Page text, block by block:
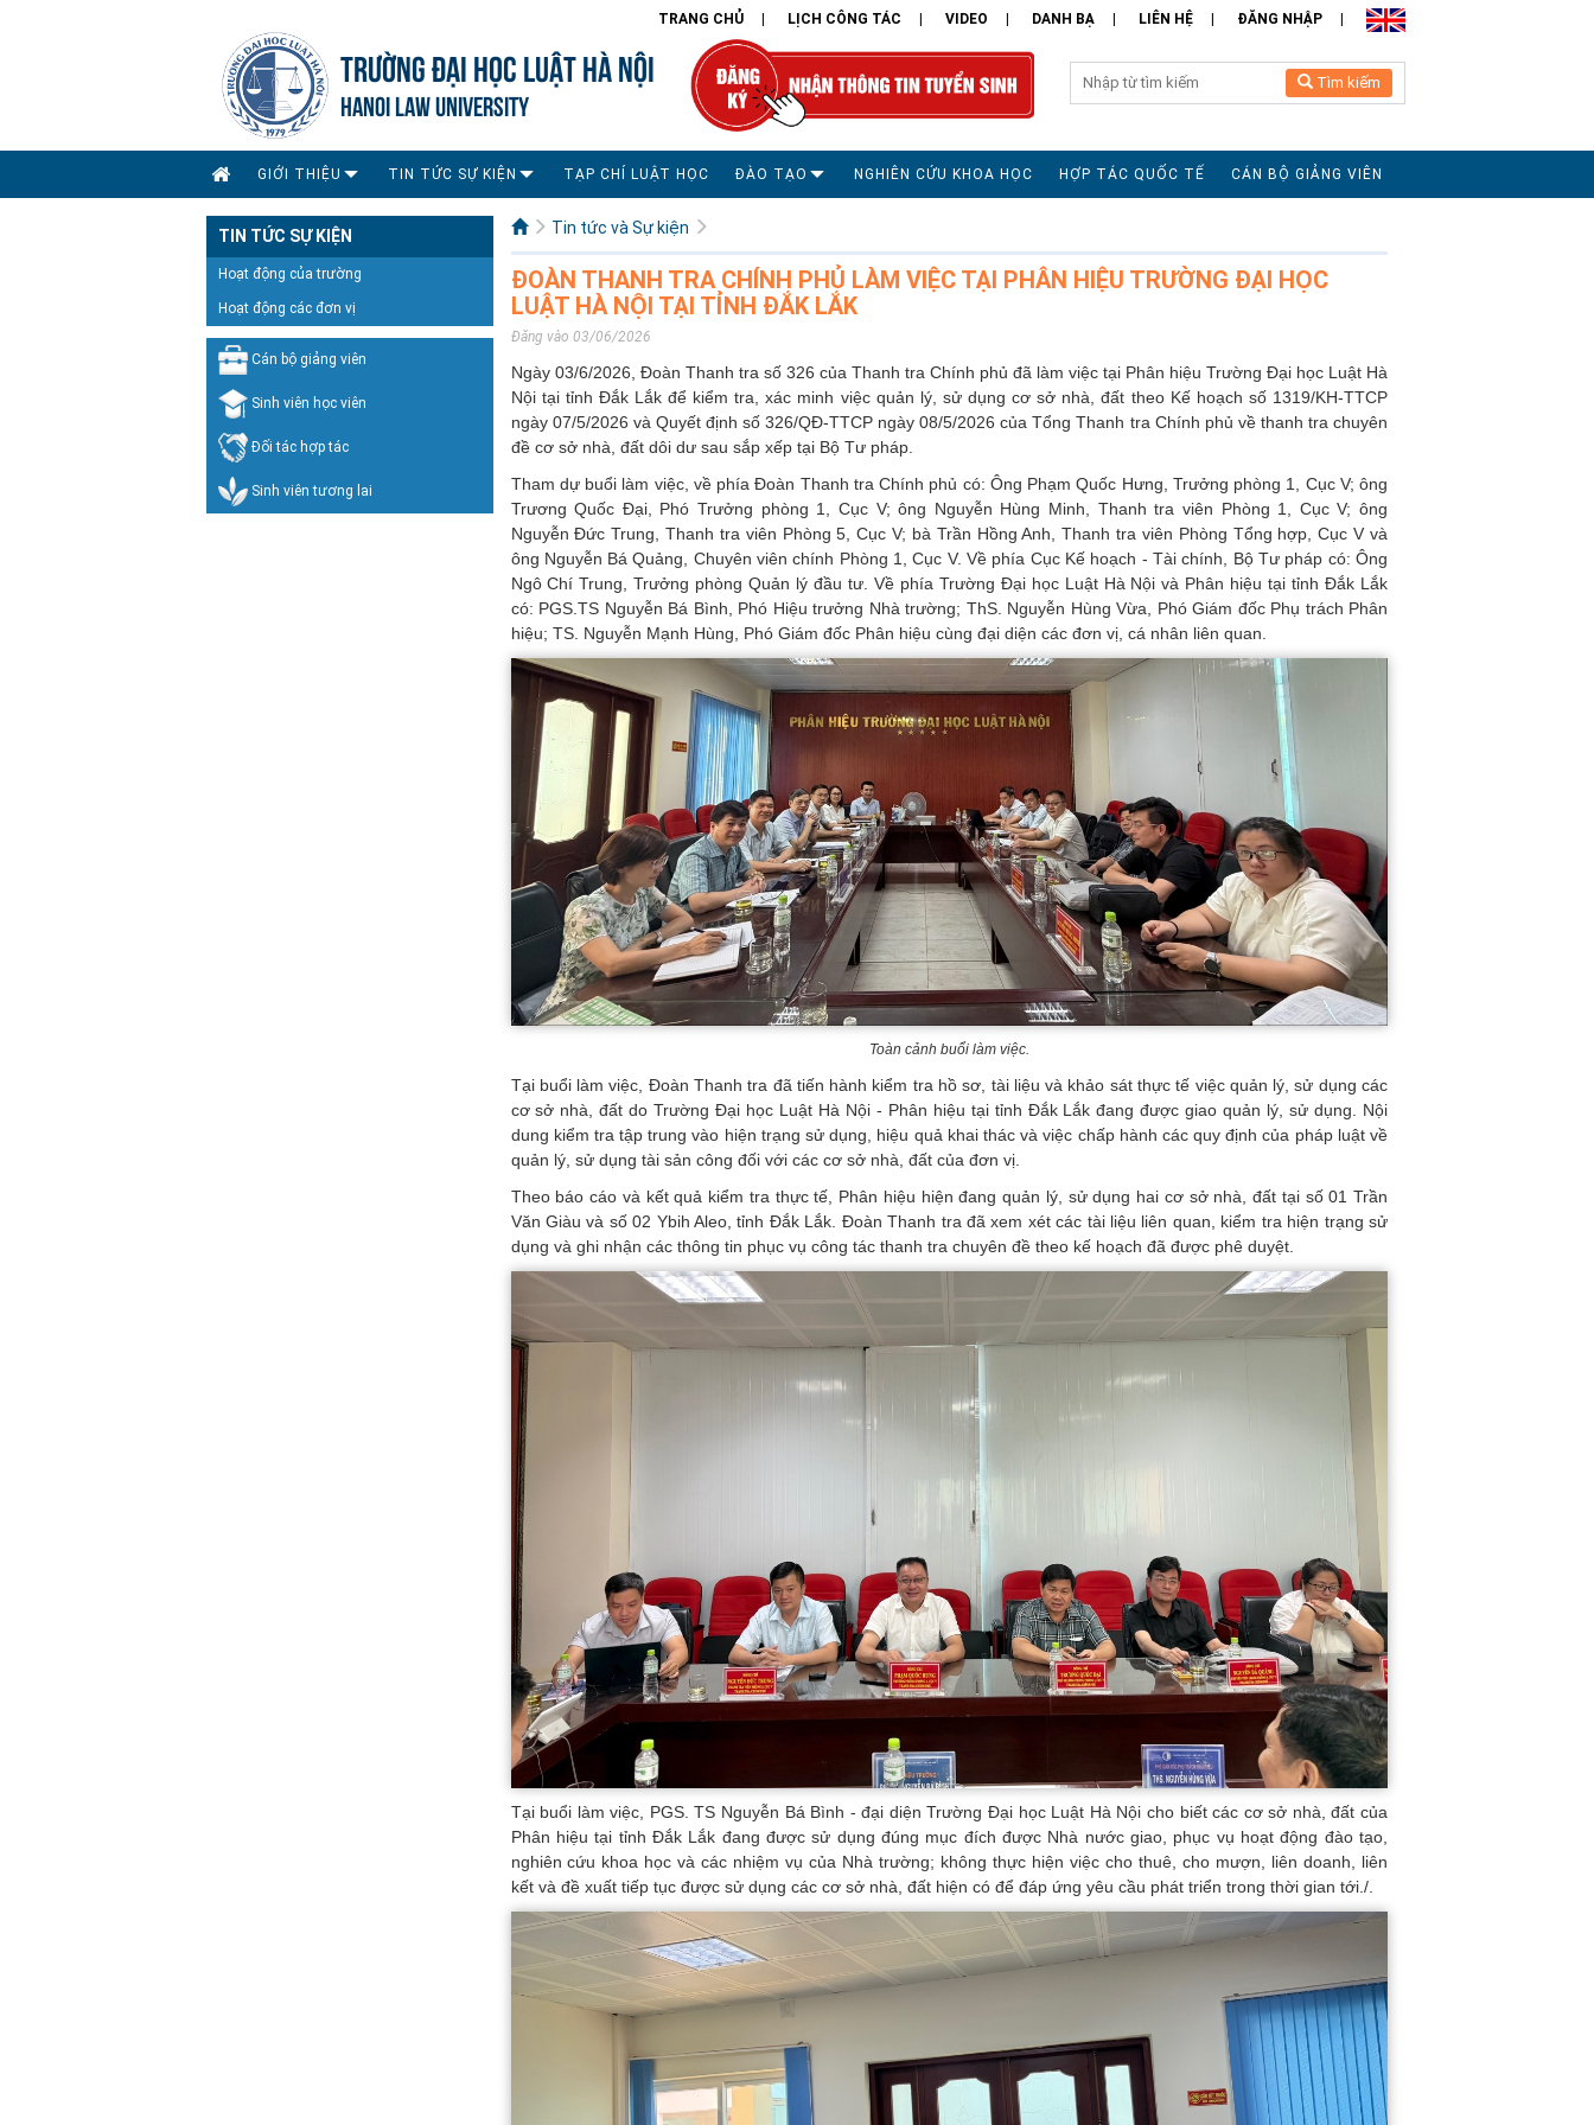
TRANG CHỦ LỊCH CÔNG TÁC VIDEO DANH BẠ LIÊN HỆ ĐĂNG NHẬP
TRƯỜNG ĐẠI HỌC LUẬT HÀ NỘI
HANOI LAW UNIVERSITY
Tìm kiếm
GIỚI THIỆU TIN TỨC SỰ KIỆN TẠP CHÍ LUẬT HỌC ĐÀO TẠO NGHIÊN CỨU KHOA HỌC HỢP TÁC QUỐC TẾ CÁN BỘ GIẢNG VIÊN
TIN TỨC SỰ KIỆN
Hoạt động của trường
Hoạt động các đơn vị
Cán bộ giảng viên
Sinh viên học viên
Đối tác hợp tác
Sinh viên tương lai
Tin tức và Sự kiện
ĐOÀN THANH TRA CHÍNH PHỦ LÀM VIỆC TẠI PHÂN HIỆU TRƯỜNG ĐẠI HỌC
LUẬT HÀ NỘI TẠI TỈNH ĐẮK LẮK
Đăng vào 03/06/2026
Ngày 03/6/2026, Đoàn Thanh tra số 326 của Thanh tra Chính phủ đã làm việc tại Phân hiệu Trường Đại học Luật Hà
Nội tại tỉnh Đắk Lắk để kiểm tra, xác minh việc quản lý, sử dụng cơ sở nhà, đất theo Kế hoạch số 1319/KH-TTCP
ngày 07/5/2026 và Quyết định số 326/QĐ-TTCP ngày 08/5/2026 của Tổng Thanh tra Chính phủ về thanh tra chuyên
đề cơ sở nhà, đất dôi dư sau sắp xếp tại Bộ Tư pháp.
Tham dự buổi làm việc, về phía Đoàn Thanh tra Chính phủ có: Ông Phạm Quốc Hưng, Trưởng phòng 1, Cục V; ông
Trương Quốc Đại, Phó Trưởng phòng 1, Cục V; ông Nguyễn Hùng Minh, Thanh tra viên Phòng 1, Cục V; ông
Nguyễn Đức Trung, Thanh tra viên Phòng 5, Cục V; bà Trần Hồng Anh, Thanh tra viên Phòng Tổng hợp, Cục V và
ông Nguyễn Bá Quảng, Chuyên viên chính Phòng 1, Cục V. Về phía Cục Kế hoạch - Tài chính, Bộ Tư pháp có: Ông
Ngô Chí Trung, Trưởng phòng Quản lý đầu tư. Về phía Trường Đại học Luật Hà Nội và Phân hiệu tại tỉnh Đắk Lắk
có: PGS.TS Nguyễn Bá Bình, Phó Hiệu trưởng Nhà trường; ThS. Nguyễn Hùng Vừa, Phó Giám đốc Phụ trách Phân
hiệu; TS. Nguyễn Mạnh Hùng, Phó Giám đốc Phân hiệu cùng đại diện các đơn vị, cá nhân liên quan.
Toàn cảnh buổi làm việc.
Tại buổi làm việc, Đoàn Thanh tra đã tiến hành kiểm tra hồ sơ, tài liệu và khảo sát thực tế việc quản lý, sử dụng các
cơ sở nhà, đất do Trường Đại học Luật Hà Nội - Phân hiệu tại tỉnh Đắk Lắk đang được giao quản lý, sử dụng. Nội
dung kiểm tra tập trung vào hiện trạng sử dụng, hiệu quả khai thác và việc chấp hành các quy định của pháp luật về
quản lý, sử dụng tài sản công đối với các cơ sở nhà, đất của đơn vị.
Theo báo cáo và kết quả kiểm tra thực tế, Phân hiệu hiện đang quản lý, sử dụng hai cơ sở nhà, đất tại số 01 Trần
Văn Giàu và số 02 Ybih Aleo, tỉnh Đắk Lắk. Đoàn Thanh tra đã xem xét các tài liệu liên quan, kiểm tra hiện trạng sử
dụng và ghi nhận các thông tin phục vụ công tác thanh tra chuyên đề theo kế hoạch đã được phê duyệt.
Tại buổi làm việc, PGS. TS Nguyễn Bá Bình - đại diện Trường Đại học Luật Hà Nội cho biết các cơ sở nhà, đất của
Phân hiệu tại tỉnh Đắk Lắk đang được sử dụng đúng mục đích được Nhà nước giao, phục vụ hoạt động đào tạo,
nghiên cứu khoa học và các nhiệm vụ của Nhà trường; không thực hiện việc cho thuê, cho mượn, liên doanh, liên
kết và đề xuất tiếp tục được sử dụng các cơ sở nhà, đất hiện có để đáp ứng yêu cầu phát triển trong thời gian tới./.